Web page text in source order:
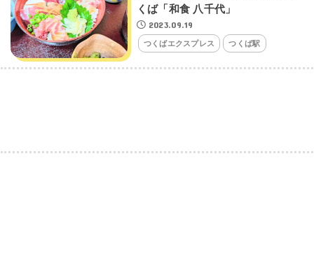
くば「和食 八千代」
2023.09.19
つくばエクスプレス つくば駅